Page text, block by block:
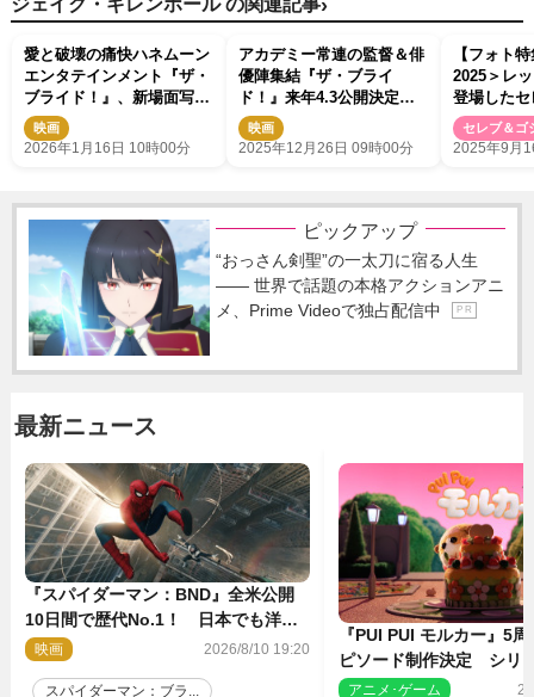
ジェイク・ギレンホール の関連記事›
愛と破壊の痛快ハネムーン
エンタテインメント『ザ・
ブライド！』、新場面写真
＆ジェシー×マギー監督の
胸熱オフショットが到着
映画
2026年1月16日 10時00分
アカデミー常連の監督＆俳
優陣集結『ザ・ブライ
ド！』来年4.3公開決定
ティザー予告＆ポスター解
禁
映画
2025年12月26日 09時00分
【フォト
2025＞レ
登場した
かなルック
セレブ＆ゴ
2025年9月
ピックアップ
“おっさん剣聖”の一太刀に宿る人生
―― 世界で話題の本格アクションアニ
メ、Prime Videoで独占配信中
P R
最新ニュース
『スパイダーマン：BND』全米公開
10日間で歴代No.1！ 日本でも洋画
実写最速で興収30億円突破
映画 2026/8/10 19:20
スパイダーマン：ブラ...
『PUI PUI モルカー』5
ピソード制作決定 シリ
親・見里朝希監督が復帰
アニメ･ゲーム